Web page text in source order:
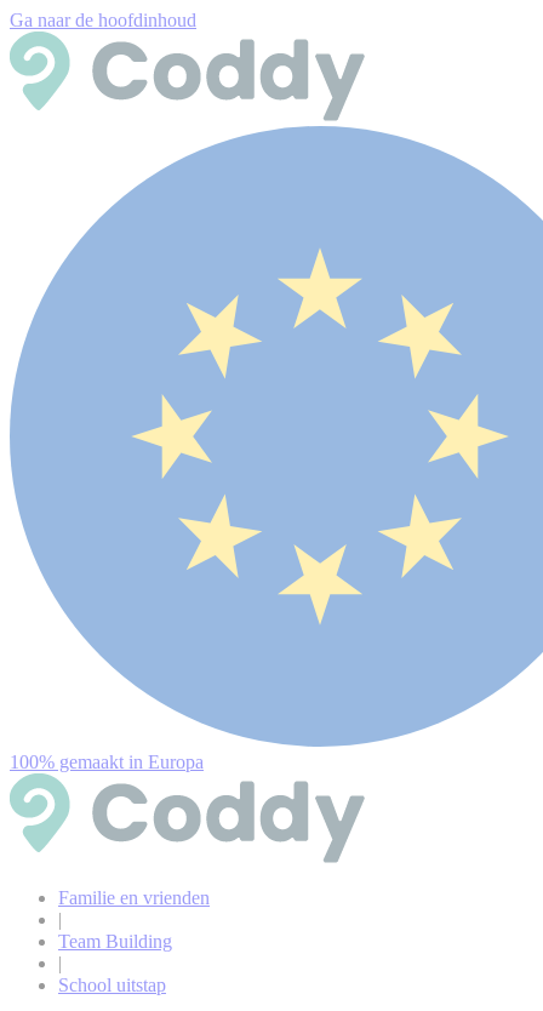
Ga naar de hoofdinhoud
100% gemaakt in Europa
Familie en vrienden
|
Team Building
|
School uitstap